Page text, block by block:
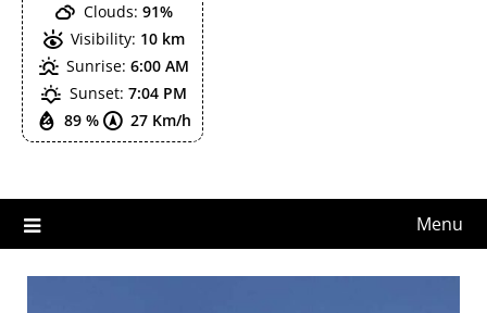
89 % 27 Km/h
Clouds: 91%
Visibility: 10 km
Sunrise: 6:00 AM
Sunset: 7:04 PM
Menu